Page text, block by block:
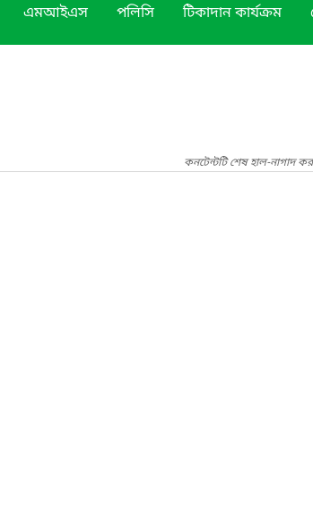
এমআইএস পলিসি টিকাদান কার্যক্রম
কনটেন্টটি শেষ হাল-নাগাদ